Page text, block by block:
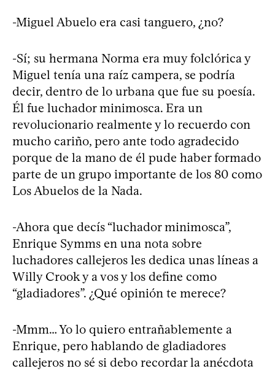
-Miguel Abuelo era casi tanguero, ¿no?
-Sí; su hermana Norma era muy folclórica y
Miguel tenía una raíz campera, se podría
decir, dentro de lo urbana que fue su poesía.
Él fue luchador minimosca. Era un
revolucionario realmente y lo recuerdo con
mucho cariño, pero ante todo agradecido
porque de la mano de él pude haber formado
parte de un grupo importante de los 80 como
Los Abuelos de la Nada.
-Ahora que decís “luchador minimosca”,
Enrique Symms en una nota sobre
luchadores callejeros les dedica unas líneas a
Willy Crook y a vos y los define como
“gladiadores”. ¿Qué opinión te merece?
-Mmm… Yo lo quiero entrañablemente a
Enrique, pero hablando de gladiadores
callejeros no sé si debo recordar la anécdota